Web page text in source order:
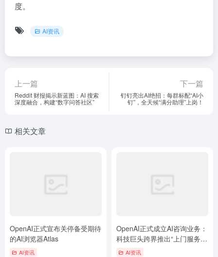
度。
AI资讯
上一篇
Reddit 财报揭示新蓝图：AI 搜索
深度融合，构建“数字问答社区”
下一篇
钉钉亮出AI绝招：每群标配“AI小
钉”，全天候“满分助理”上岗！
相关文章
OpenAI正式宣布关停备受期待
的AI浏览器Atlas
AI资讯
OpenAI正式成立AI咨询业务：
科技巨头跨界推出“上门服务”
模式AI资讯